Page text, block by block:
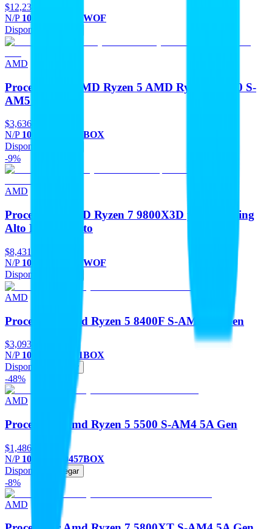
$12,234
N/P 100-100000719WOF
Disponible
AMD
Procesadores AMD Ryzen 5 AMD Ryzen 5 7600 S-
AM5 7A Gen
$3,636
N/P 100-100001015BOX
Disponible
-9%
AMD
Procesador AMD Ryzen 7 9800X3D para Gaming
Alto Rendimiento
$8,431
N/P 100-100001084WOF
Disponible
AMD
Procesador Amd Ryzen 5 8400F S-AM5 8A Gen
$3,093
N/P 100-100001591BOX
Disponible
Agregar
-48%
AMD
Procesador Amd Ryzen 5 5500 S-AM4 5A Gen
$1,486
N/P 100-100000457BOX
Disponible
Agregar
-8%
AMD